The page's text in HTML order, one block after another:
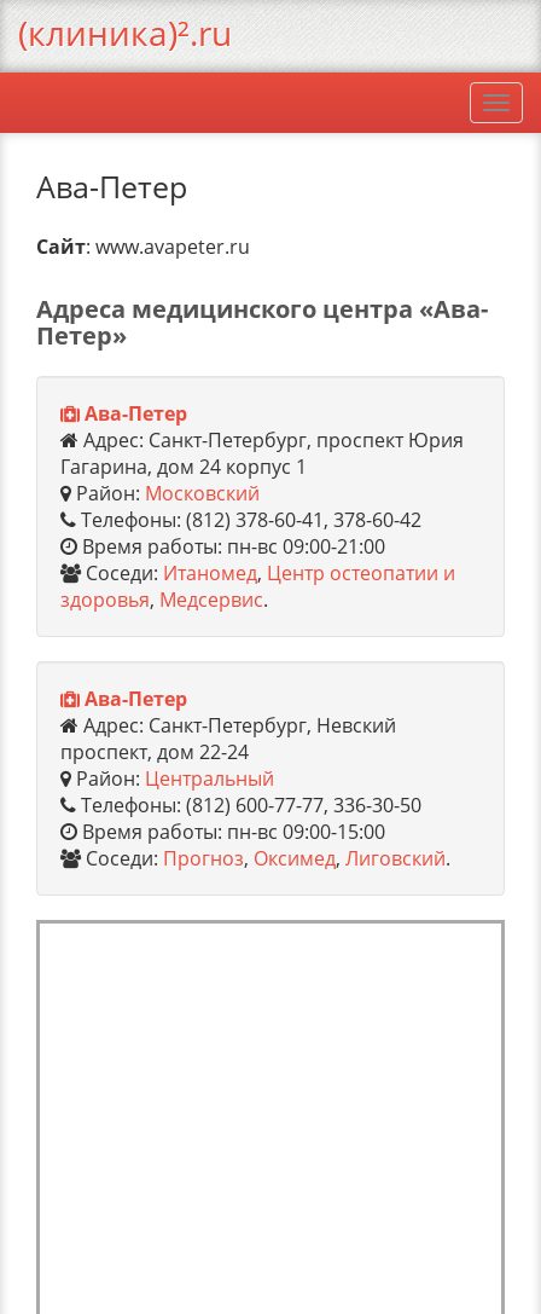
Ава-Петер
Сайт: www.avapeter.ru
Адреса медицинского центра «Ава-
Петер»
Ава-Петер
Адрес: Санкт-Петербург, проспект Юрия
Гагарина, дом 24 корпус 1
Район: Московский
Телефоны: (812) 378-60-41, 378-60-42
Время работы: пн-вс 09:00-21:00
Соседи: Итаномед, Центр остеопатии и
здоровья, Медсервис.
Ава-Петер
Адрес: Санкт-Петербург, Невский
проспект, дом 22-24
Район: Центральный
Телефоны: (812) 600-77-77, 336-30-50
Время работы: пн-вс 09:00-15:00
Соседи: Прогноз, Оксимед, Лиговский.
(клиника)².ru